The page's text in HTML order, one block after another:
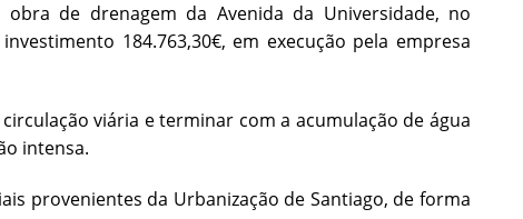
de drenagem da Avenida da Universidade, no
184.763,30€, em execução pela empresa
viária e terminar com a acumulação de água
intensa.
provenientes da Urbanização de Santiago, de forma